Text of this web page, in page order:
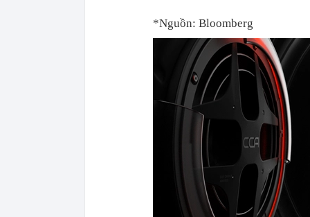
*Nguồn: Bloomberg